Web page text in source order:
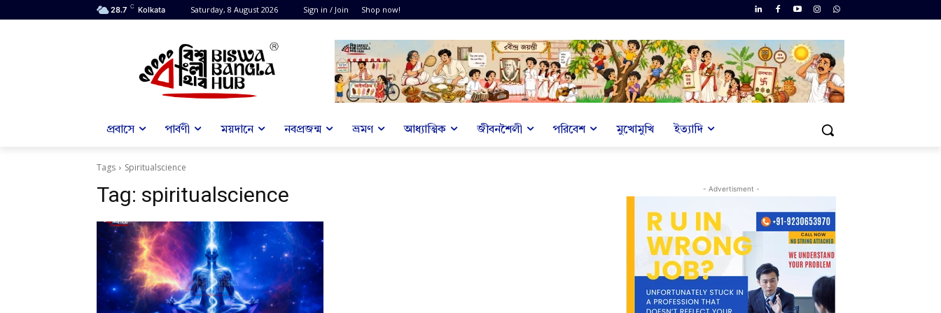
28.7 C Kolkata Saturday, 8 August 2026 Sign in / Join Shop now!
প্রবাসে পার্বণী ময়দানে নবপ্রজন্ম ভ্রমণ আধ্যাত্মিক জীবনশৈলী পরিবেশ মুখোমুখি ইত্যাদি
Tags Spiritualscience
Tag: spiritualscience - Advertisment -